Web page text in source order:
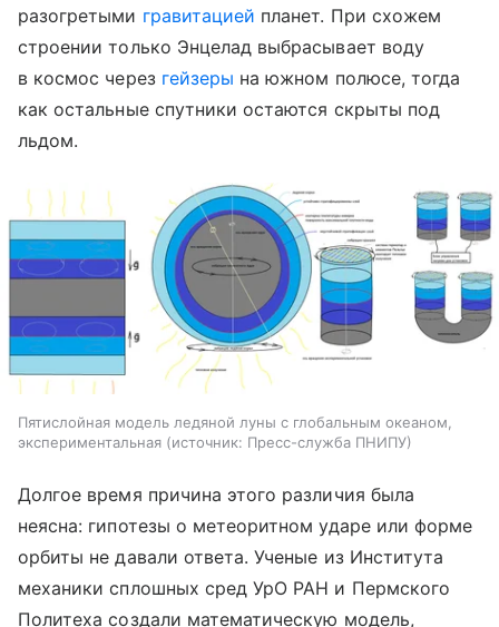
разогретыми гравитацией планет. При схожем
строении только Энцелад выбрасывает воду
в космос через гейзеры на южном полюсе, тогда
как остальные спутники остаются скрыты под
льдом.
Пятислойная модель ледяной луны с глобальным океаном,
экспериментальная
источник: Пресс-служба ПНИПУ
Долгое время причина этого различия была
неясна: гипотезы о метеоритном ударе или форме
орбиты не давали ответа. Ученые из Института
механики сплошных сред УрО РАН и Пермского
Политеха создали математическую модель,